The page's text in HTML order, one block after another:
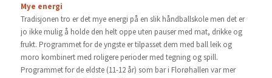
Mye energi
Tradisjonen tro er det mye energi på en slik håndballskole men det er
jo ikke mulig å holde den helt oppe uten pauser med mat, drikke og
frukt. Programmet for de yngste er tilpasset dem med ball leik og
moro kombinert med roligere perioder med tegning og spill.
Programmet for de eldste (11-12 år) som bar i Florøhallen var mer